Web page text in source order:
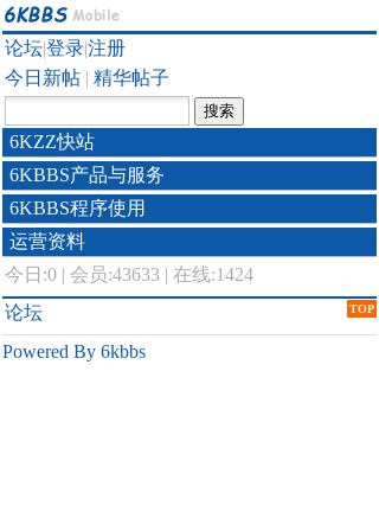
论坛|登录|注册
今日新帖 | 精华帖子
6KZZ快站
6KBBS产品与服务
6KBBS程序使用
运营资料
今日:0 | 会员:43633 | 在线:1424
TOP
论坛
Powered By 6kbbs